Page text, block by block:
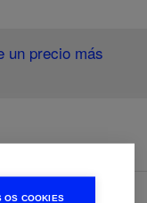
OS COOKIES
un precio más